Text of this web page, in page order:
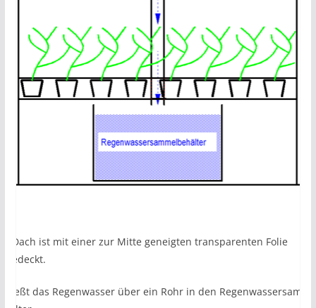
Dach ist mit einer zur Mitte geneigten transparenten Folie
fließt das Regenwasser über ein Rohr in den